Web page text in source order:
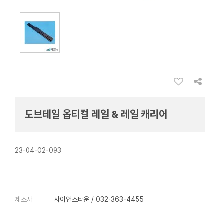
도브테일 옵티컬 레일 & 레일 캐리어
23-04-02-093
제조사 사이언스타운 / 032-363-4455